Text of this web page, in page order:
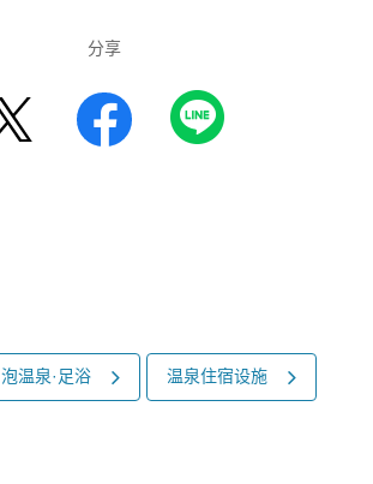
分享
泡温泉·足浴 温泉住宿设施